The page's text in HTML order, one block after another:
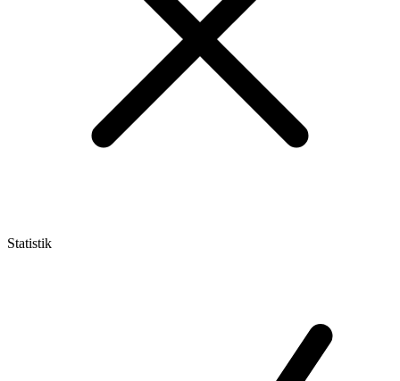
Statistik